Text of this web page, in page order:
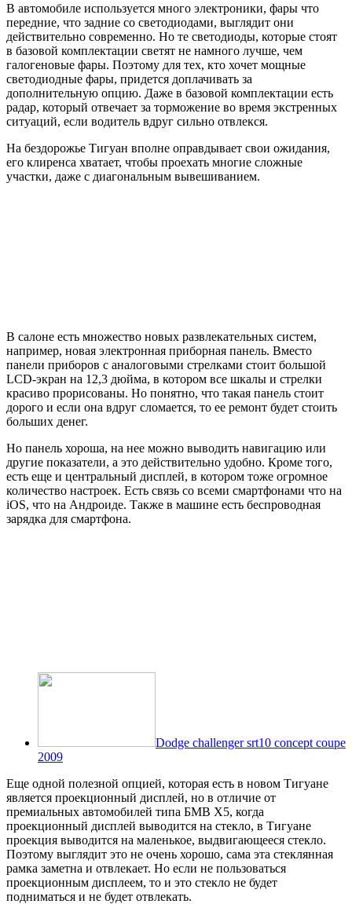
В автомобиле используется много электроники, фары что
передние, что задние со светодиодами, выглядит они
действительно современно. Но те светодиоды, которые стоят
в базовой комплектации светят не намного лучше, чем
галогеновые фары. Поэтому для тех, кто хочет мощные
светодиодные фары, придется доплачивать за
дополнительную опцию. Даже в базовой комплектации есть
радар, который отвечает за торможение во время экстренных
ситуаций, если водитель вдруг сильно отвлекся.
На бездорожье Тигуан вполне оправдывает свои ожидания,
его клиренса хватает, чтобы проехать многие сложные
участки, даже с диагональным вывешиванием.
В салоне есть множество новых развлекательных систем,
например, новая электронная приборная панель. Вместо
панели приборов с аналоговыми стрелками стоит большой
LCD-экран на 12,3 дюйма, в котором все шкалы и стрелки
красиво прорисованы. Но понятно, что такая панель стоит
дорого и если она вдруг сломается, то ее ремонт будет стоить
больших денег.
Но панель хороша, на нее можно выводить навигацию или
другие показатели, а это действительно удобно. Кроме того,
есть еще и центральный дисплей, в котором тоже огромное
количество настроек. Есть связь со всеми смартфонами что на
iOS, что на Андроиде. Также в машине есть беспроводная
зарядка для смартфона.
Dodge challenger srt10 concept coupe
2009
Еще одной полезной опцией, которая есть в новом Тигуане
является проекционный дисплей, но в отличие от
премиальных автомобилей типа БМВ Х5, когда
проекционный дисплей выводится на стекло, в Тигуане
проекция выводится на маленькое, выдвигающееся стекло.
Поэтому выглядит это не очень хорошо, сама эта стеклянная
рамка заметна и отвлекает. Но если не пользоваться
проекционным дисплеем, то и это стекло не будет
подниматься и не будет отвлекать.